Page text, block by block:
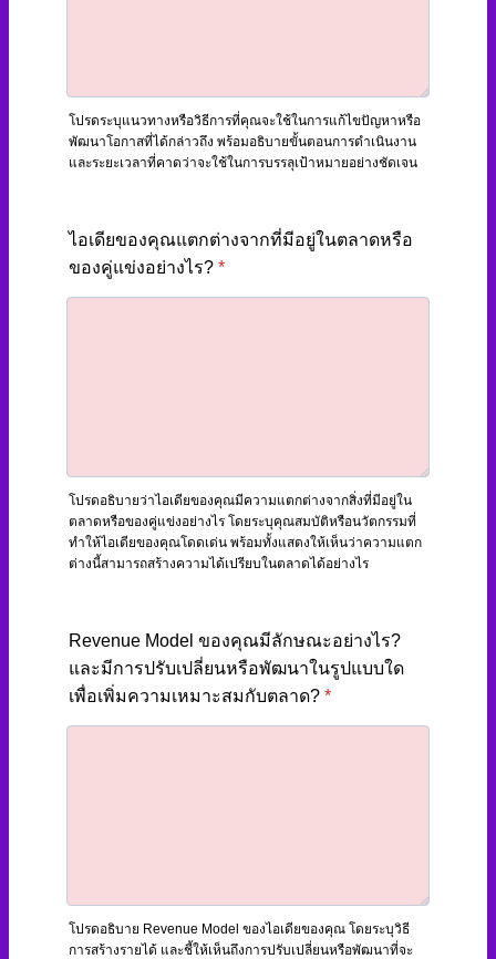
โปรดระบุแนวทางหรือวิธีการที่คุณจะใช้ในการแก้ไขปัญหาหรือ
พัฒนาโอกาสที่ได้กล่าวถึง พร้อมอธิบายขั้นตอนการดำเนินงาน
และระยะเวลาที่คาดว่าจะใช้ในการบรรลุเป้าหมายอย่างชัดเจน
ไอเดียของคุณแตกต่างจากที่มีอยู่ในตลาดหรือ
ของคู่แข่งอย่างไร? *
โปรดอธิบายว่าไอเดียของคุณมีความแตกต่างจากสิ่งที่มีอยู่ใน
ตลาดหรือของคู่แข่งอย่างไร โดยระบุคุณสมบัติหรือนวัตกรรมที่
ทำให้ไอเดียของคุณโดดเด่น พร้อมทั้งแสดงให้เห็นว่าความแตก
ต่างนี้สามารถสร้างความได้เปรียบในตลาดได้อย่างไร
Revenue Model ของคุณมีลักษณะอย่างไร?
และมีการปรับเปลี่ยนหรือพัฒนาในรูปแบบใด
เพื่อเพิ่มความเหมาะสมกับตลาด? *
โปรดอธิบาย Revenue Model ของไอเดียของคุณ โดยระบุวิธี
การสร้างรายได้ และชี้ให้เห็นถึงการปรับเปลี่ยนหรือพัฒนาที่จะ